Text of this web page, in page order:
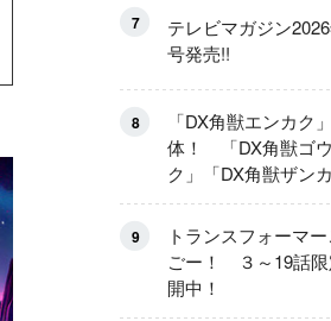
7
テレビマガジン
号発売!!
8
「DX角獣エンカク
体！ 「DX角獣ゴ
ク」「DX角獣ザン
をレビュー！
9
トランスフォーマー
ごー！ ３～19話限
開中！